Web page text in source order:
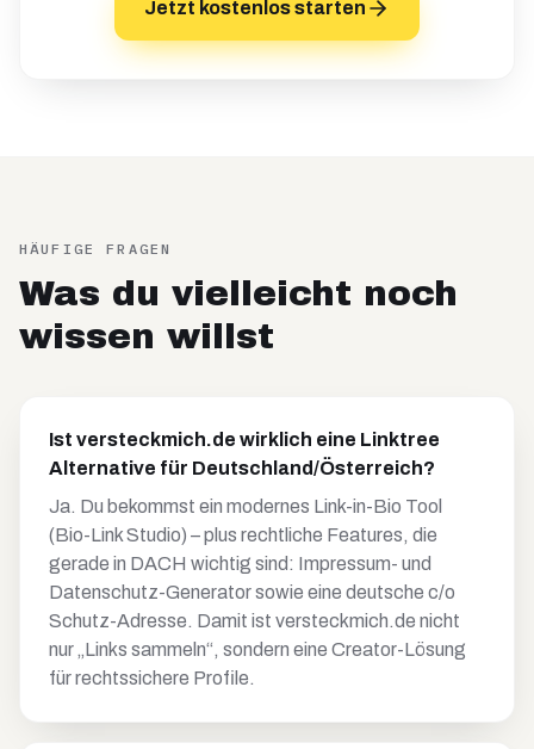
Jetzt kostenlos starten
HÄUFIGE FRAGEN
Was du vielleicht noch
wissen willst
Ist versteckmich.de wirklich eine Linktree
Alternative für Deutschland/Österreich?
Ja. Du bekommst ein modernes Link-in-Bio Tool
(Bio-Link Studio) – plus rechtliche Features, die
gerade in DACH wichtig sind: Impressum- und
Datenschutz-Generator sowie eine deutsche c/o
Schutz-Adresse. Damit ist versteckmich.de nicht
nur „Links sammeln“, sondern eine Creator-Lösung
für rechtssichere Profile.